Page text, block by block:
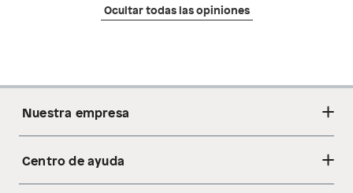
Ocultar todas las opiniones
Nuestra empresa
Acerca de nosotros
Centro de ayuda